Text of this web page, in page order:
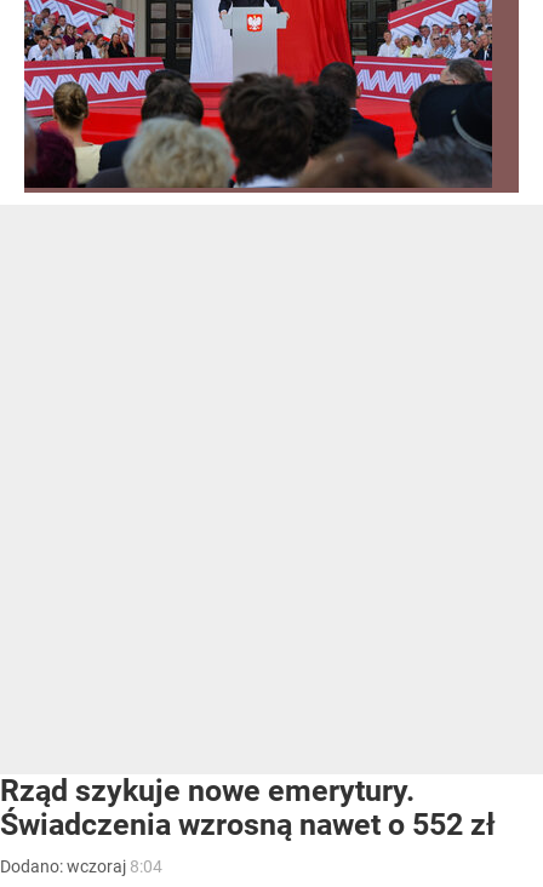
Rząd szykuje nowe emerytury.
Świadczenia wzrosną nawet o 552 zł
Dodano:wczoraj 8:04